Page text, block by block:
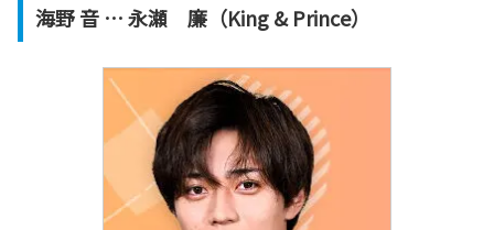
海野 音 … 永瀬 廉（King & Prince）